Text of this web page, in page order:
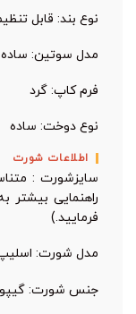
نوع بند: قابل
مدل سوتین: ساده
فرم کاپ: گرد
نوع دوخت: ساده
اطلاعات شورت
سایزشورت :
راهنمایی بیشتر
فرمایید.)
مدل شورت:
جنس شورت: